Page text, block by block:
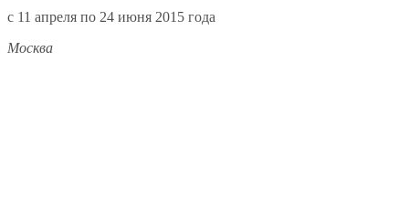
c 11 апреля по 24 июня 2015 года
Москва